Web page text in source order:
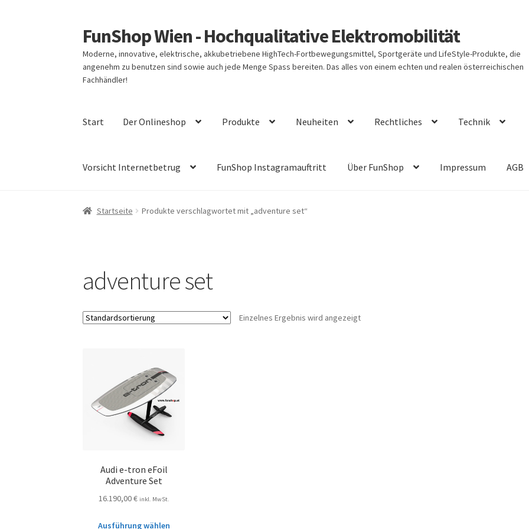
Zur
Navigation
springen
Zum
Inhalt
springen
FunShop Wien - Hochqualitative Elektromobilität
Moderne, innovative, elektrische, akkubetriebene HighTech-Fortbewegungsmittel, Sportgeräte und LifeStyle-Produkte, die
angenehm zu benutzen sind sowie auch jede Menge Spass bereiten. Das alles von einem echten und realen österreichischen
Fachhändler!
Start Der Onlineshop Produkte Neuheiten Rechtliches Technik
Vorsicht Internetbetrug FunShop Instagramauftritt Über FunShop Impressum AGB
Startseite Produkte verschlagwortet mit „adventure set“
adventure set
Einzelnes Ergebnis wird angezeigt
Audi e-tron eFoil
Adventure Set
16.190,00€ inkl. MwSt.
Ausführung wählen